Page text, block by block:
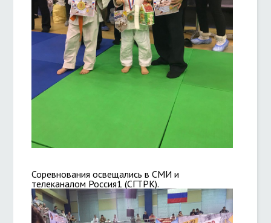
Соревнования освещались в СМИ и
телеканалом Россия1 (СГТРК).